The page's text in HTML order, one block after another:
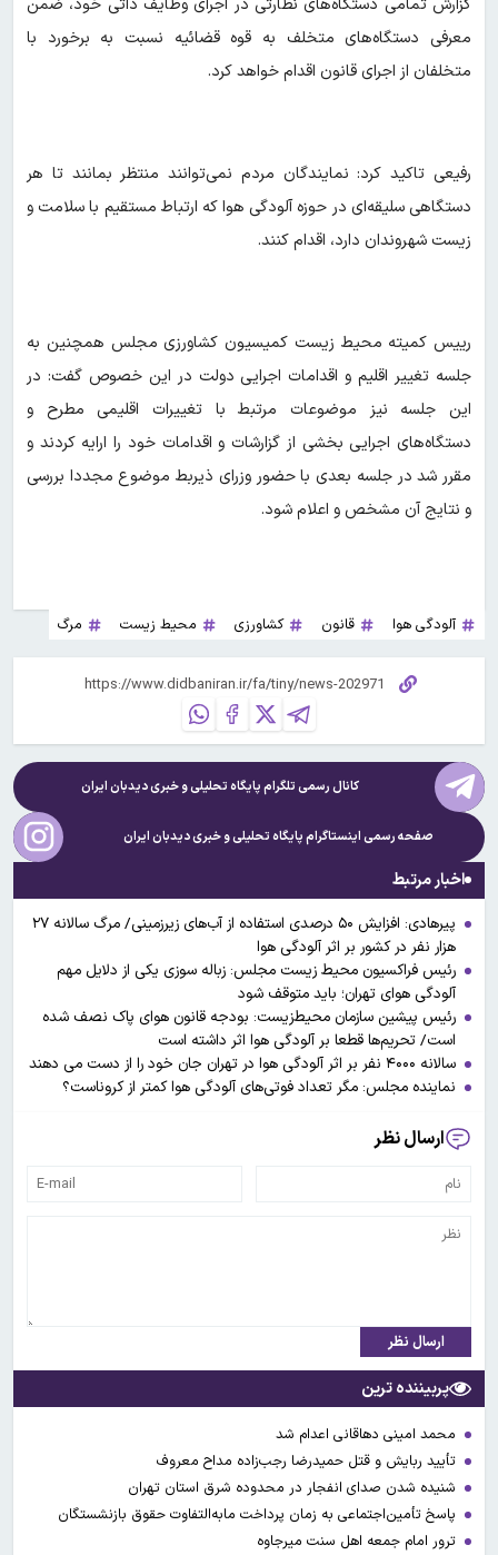
گزارش تمامی دستگاه‌های نظارتی در اجرای وظایف ذاتی خود، ضمن
معرفی دستگاه‌های متخلف به قوه قضائیه نسبت به برخورد با
متخلفان از اجرای قانون اقدام خواهد کرد.
رفیعی تاکید کرد: نمایندگان مردم نمی‌توانند منتظر بمانند تا هر
دستگاهی سلیقه‌ای در حوزه آلودگی هوا که ارتباط مستقیم با سلامت و
زیست شهروندان دارد، اقدام کنند.
رییس کمیته محیط زیست کمیسیون کشاورزی مجلس همچنین به
جلسه تغییر اقلیم و اقدامات اجرایی دولت در این خصوص گفت: در
این جلسه نیز موضوعات مرتبط با تغییرات اقلیمی مطرح و
دستگاه‌های اجرایی بخشی از گزارشات و اقدامات خود را ارایه کردند و
مقرر شد در جلسه بعدی با حضور وزرای ذیربط موضوع مجددا بررسی
و نتایج آن مشخص و اعلام شود.
آلودگی هوا قانون کشاورزی محیط زیست مرگ
کانال رسمی تلگرام پایگاه تحلیلی و خبریدیدبان ایران
صفحه رسمی اینستاگرام پایگاه تحلیلی و خبریدیدبان ایران
اخبار مرتبط
پیرهادی: افزایش ۵۰ درصدی استفاده از آب‌های زیرزمینی/ مرگ سالانه ۲۷
هزار نفر در کشور بر اثر آلودگی هوا
رئیس فراکسیون محیط زیست مجلس: زباله‌ سوزی یکی از دلایل مهم
آلودگی هوای تهران؛ باید متوقف شود
رئیس پیشین سازمان محیط‌زیست: بودجه قانون هوای پاک نصف شده
است/ تحریم‌ها قطعا بر آلودگی هوا اثر داشته است
سالانه ۴۰۰۰ نفر بر اثر آلودگی هوا در تهران جان خود را از دست می دهند
نماینده مجلس: مگر تعداد فوتی‌های آلودگی هوا کمتر از کروناست؟
ارسال نظر
ارسال نظر
پربیننده ترین
محمد امینی دهاقانی اعدام شد
تأیید ربایش و قتل حمیدرضا رجب‌زاده مداح معروف
شنیده شدن صدای انفجار در محدوده شرق استان تهران
پاسخ تأمین‌اجتماعی به زمان پرداخت مابه‌التفاوت حقوق بازنشستگان
ترور امام جمعه اهل سنت میرجاوه